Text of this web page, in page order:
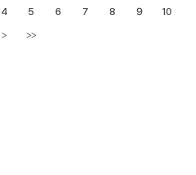
4 5 6 7 8 9 10
>다음페이지
>>